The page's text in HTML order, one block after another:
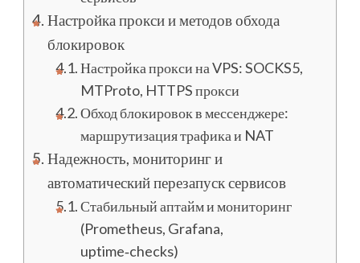
Настройка прокси и методов обхода
блокировок
Настройка прокси на VPS: SOCKS5,
MTProto, HTTPS прокси
Обход блокировок в мессенджере:
маршрутизация трафика и NAT
Надежность, мониторинг и
автоматический перезапуск сервисов
Стабильный аптайм и мониторинг
(Prometheus, Grafana,
uptime‑checks)